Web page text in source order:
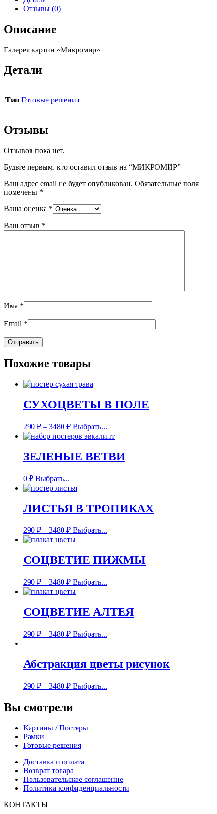
Отзывы (0)
Описание
Галерея картин «Микромир»
Детали
Тип Готовые решения
Отзывы
Отзывов пока нет.
Будьте первым, кто оставил отзыв на “МИКРОМИР”
Ваш адрес email не будет опубликован. Обязательные поля
помечены *
Ваша оценка *
Ваш отзыв *
Имя *
Email *
Похожие товары
СУХОЦВЕТЫ В ПОЛЕ
290 ₽ – 3480 ₽ Выбрать...
ЗЕЛЕНЫЕ ВЕТВИ
0 ₽ Выбрать...
ЛИСТЬЯ В ТРОПИКАХ
290 ₽ – 3480 ₽ Выбрать...
СОЦВЕТИЕ ПИЖМЫ
290 ₽ – 3480 ₽ Выбрать...
СОЦВЕТИЕ АЛТЕЯ
290 ₽ – 3480 ₽ Выбрать...
Абстракция цветы рисунок
290 ₽ – 3480 ₽ Выбрать...
Вы смотрели
Картины / Постеры
Рамки
Готовые решения
Доставка и оплата
Возврат товара
Пользовательское соглашение
Политика конфиденциальности
КОНТАКТЫ